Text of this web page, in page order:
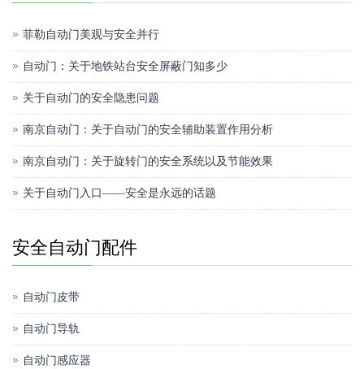
菲勒自动门美观与安全并行
自动门：关于地铁站台安全屏蔽门知多少
关于自动门的安全隐患问题
南京自动门：关于自动门的安全辅助装置作用分析
南京自动门：关于旋转门的安全系统以及节能效果
关于自动门入口——安全是永远的话题
安全自动门配件
自动门皮带
自动门导轨
自动门感应器